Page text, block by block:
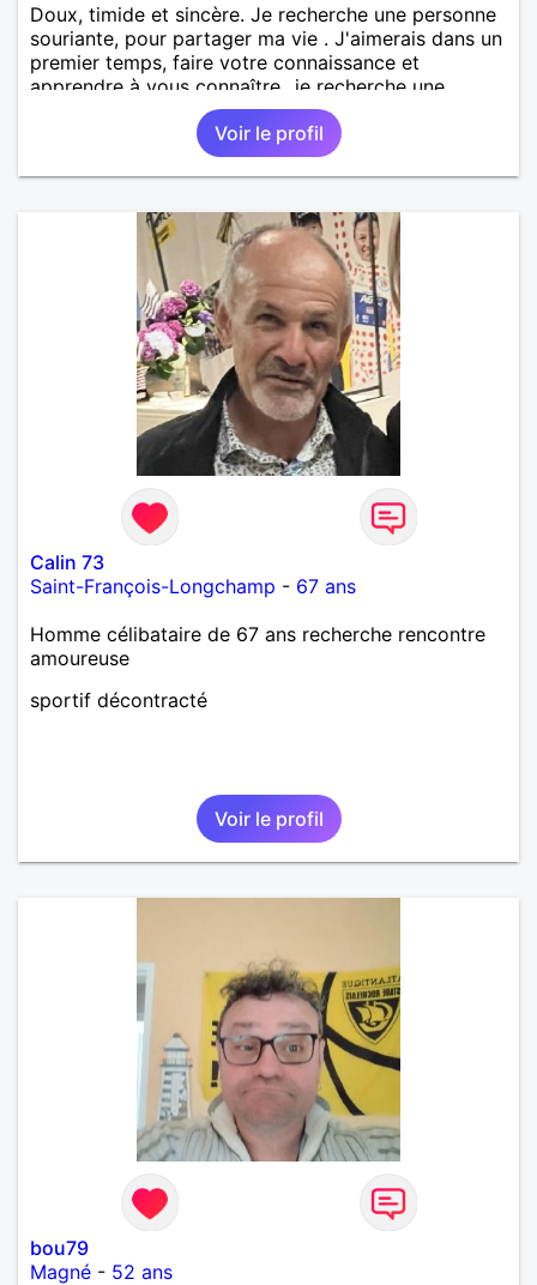
Doux, timide et sincère. Je recherche une personne
souriante, pour partager ma vie . J'aimerais dans un
premier temps, faire votre connaissance et
apprendre à vous connaître...je recherche une
personne sérieuse, douce, souriante, qui aime la
Voir le profil
Calin 73
Saint-François-Longchamp - 67 ans
Homme célibataire de 67 ans recherche rencontre
amoureuse
sportif décontracté
Voir le profil
bou79
Magné - 52 ans